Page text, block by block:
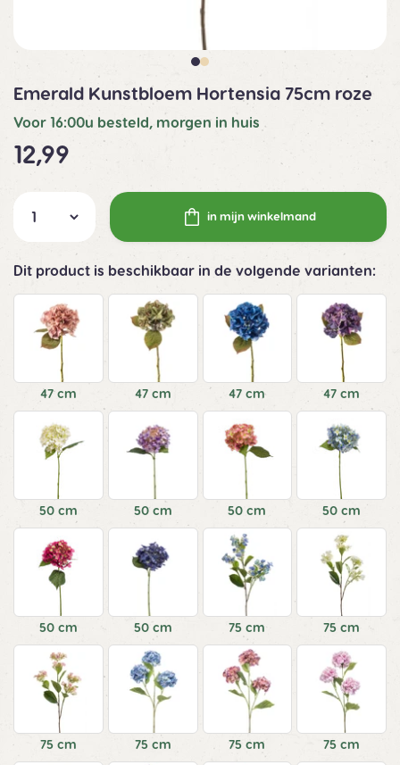
Emerald Kunstbloem Hortensia 75cm roze
Voor 16:00u besteld, morgen in huis
12,99
in mijn winkelmand
Dit product is beschikbaar in de volgende varianten:
47 cm 47 cm 47 cm 47 cm
50 cm 50 cm 50 cm 50 cm
50 cm 50 cm 75 cm 75 cm
75 cm 75 cm 75 cm 75 cm